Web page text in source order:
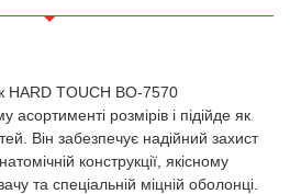
HARD TOUCH BO-7570
розмірів і підійде як
Він забезпечує надійний захист
конструкції, якісному
та спеціальній міцній оболонці.